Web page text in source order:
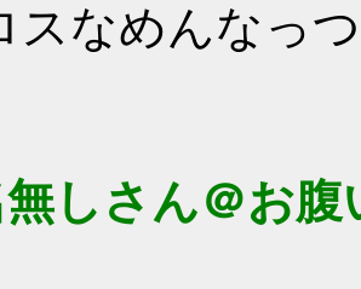
スなめんなっ
しさん＠お腹